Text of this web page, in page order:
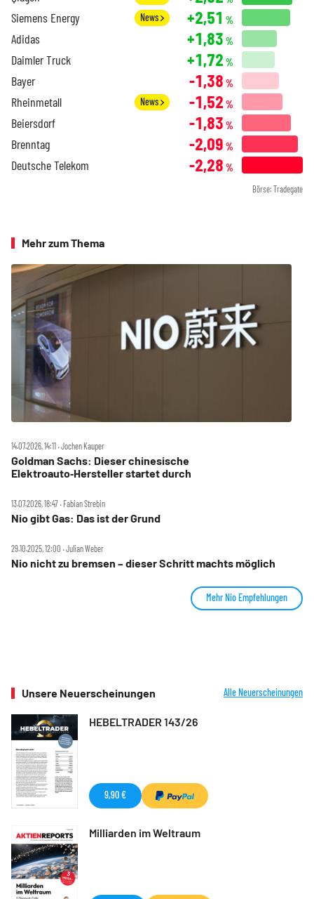
Siemens Energy News +2,51 %
Adidas +1,83 %
Daimler Truck +1,72 %
Bayer -1,38 %
Rheinmetall News -1,52 %
Beiersdorf -1,83 %
Brenntag -2,09 %
Deutsche Telekom -2,28 %
Börse: Tradegate
Mehr zum Thema
14.07.2026, 14:11 ‧ Jochen Kauper
Goldman Sachs: Dieser chinesische
Elektroauto‑Hersteller startet durch
13.07.2026, 18:47 ‧ Fabian Strebin
Nio gibt Gas: Das ist der Grund
29.10.2025, 12:00 ‧ Julian Weber
Nio nicht zu bremsen – dieser Schritt machts möglich
Mehr Nio Empfehlungen
Unsere Neuerscheinungen Alle Neuerscheinungen
HEBELTRADER 143/26
9,90 €
Milliarden im Weltraum